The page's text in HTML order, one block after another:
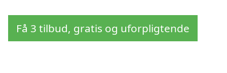
Få 3 tilbud, gratis og uforpligtende